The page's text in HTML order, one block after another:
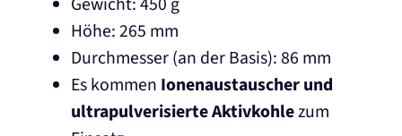
Höhe: 265 mm
Durchmesser (an der Basis): 86 mm
Es kommen Ionenaustauscher und
ultrapulverisierte Aktivkohlezum